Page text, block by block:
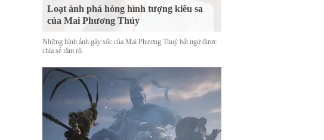
Loạt ảnh phá hỏng hình tượng kiêu sa
của Mai Phương Thúy
Những hình ảnh gây sốc của Mai Phương Thuý bất ngờ được
chia sẻ rầm rộ.